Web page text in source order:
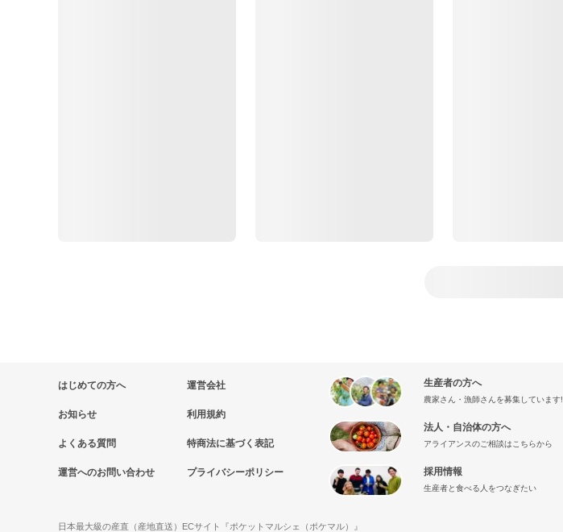
はじめての方へ
お知らせ
よくある質問
運営へのお問い合わせ
運営会社
利用規約
特商法に基づく表記
プライバシーポリシー
生産者の方へ
農家さん・漁師さんを募集しています!
法人・自治体の方へ
アライアンスのご相談はこちらから
採用情報
生産者と食べる人をつなぎたい
日本最大級の産直（産地直送）ECサイト『ポケットマルシェ（ポケマル）』